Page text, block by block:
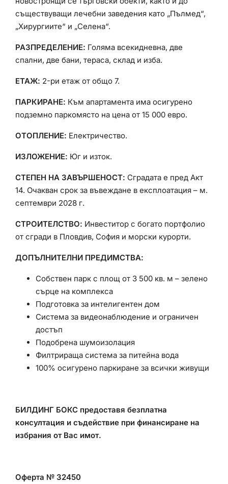
съществуващи лечебни заведения като „Пълмед“,
„Хирургиите“ и „Селена“.
РАЗПРЕДЕЛЕНИЕ: Голяма всекидневна, две
спални, две бани, тераса, склад и изба.
ЕТАЖ: 2-ри етаж от общо 7.
ПАРКИРАНЕ: Към апартамента има осигурено
подземно паркомясто на цена от 15 000 евро.
ОТОПЛЕНИЕ: Електричество.
ИЗЛОЖЕНИЕ: Юг и изток.
СТЕПЕН НА ЗАВЪРШЕНОСТ: Сградата е пред Акт
14. Очакван срок за въвеждане в експлоатация – м.
септември 2028 г.
СТРОИТЕЛСТВО: Инвеститор с богато портфолио
от сгради в Пловдив, София и морски курорти.
ДОПЪЛНИТЕЛНИ ПРЕДИМСТВА:
Собствен парк с площ от 3 500 кв. м – зелено
сърце на комплекса
Подготовка за интелигентен дом
Система за видеонаблюдение и ограничен
достъп
Подобрена шумоизолация
Филтрираща система за питейна вода
100% осигурено паркиране за всички живущи
БИЛДИНГ БОКС предоставя безплатна
консултация и съдействие при финансиране на
избрания от Вас имот.
Оферта № 32450